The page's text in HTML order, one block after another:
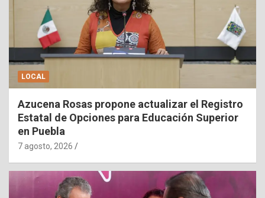
LOCAL
Azucena Rosas propone actualizar el Registro
Estatal de Opciones para Educación Superior
en Puebla
7 agosto, 2026